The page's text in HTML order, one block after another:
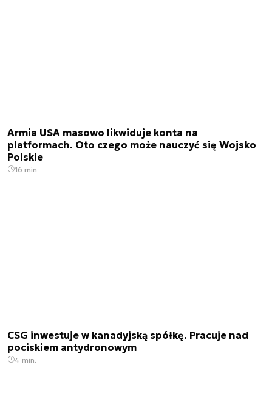
Armia USA masowo likwiduje konta na
platformach. Oto czego może nauczyć się Wojsko
Polskie
16 min.
CSG inwestuje w kanadyjską spółkę. Pracuje nad
pociskiem antydronowym
4 min.